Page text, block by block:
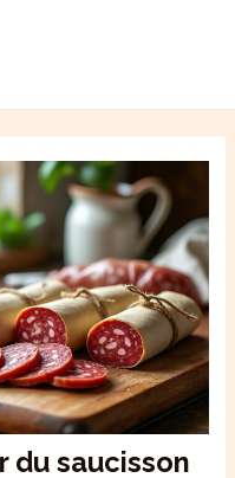
du saucisson